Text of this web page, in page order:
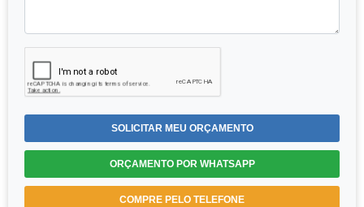
SOLICITAR MEU ORÇAMENTO
ORÇAMENTO POR WHATSAPP
COMPRE PELO TELEFONE